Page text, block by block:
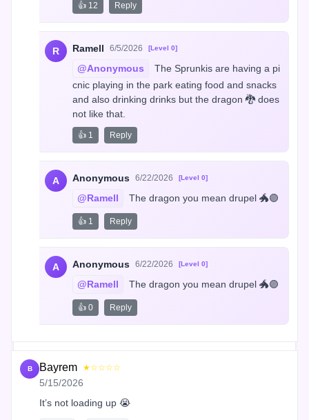
👍 12 Reply
R Ramell 6/5/2026 [Level 0]
@Anonymous
The Sprunkis are having a pi
cnic playing in the park eating food and snacks
and also drinking drinks but the dragon 🐉 does
not like that.
👍 1 Reply
A Anonymous 6/22/2026 [Level 0]
@Ramell The dragon you mean drupel 🐲🟣
👍 1 Reply
A Anonymous 6/22/2026 [Level 0]
@Ramell The dragon you mean drupel 🐲🟣
👍 0 Reply
B Bayrem ★☆☆☆☆
5/15/2026
It’s not loading up 😭